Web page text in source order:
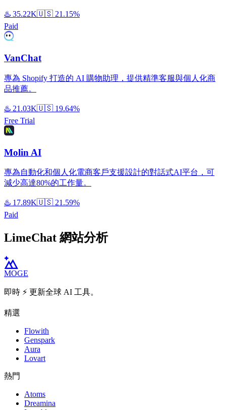
♨️ 35.22K🇺🇸 21.15%
Paid
VanChat
專為 Shopify 打造的 AI 購物助理，提供精準客服與個人化商
品推薦。
♨️ 21.03K🇺🇸 19.64%
Free Trial
Molin AI
專為自動化和個人化電商客戶支援設計的對話式AI平台，可
減少高達80%的工作量。
♨️ 17.89K🇺🇸 21.59%
Paid
LimeChat 網站分析
MOGE
即時 ⚡️ 更新全球 AI 工具。
精選
Flowith
Genspark
Aura
Lovart
熱門
Atoms
Dreamina